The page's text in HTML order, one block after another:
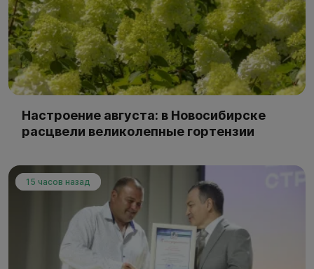
Настроение августа: в Новосибирске
расцвели великолепные гортензии
15 часов назад